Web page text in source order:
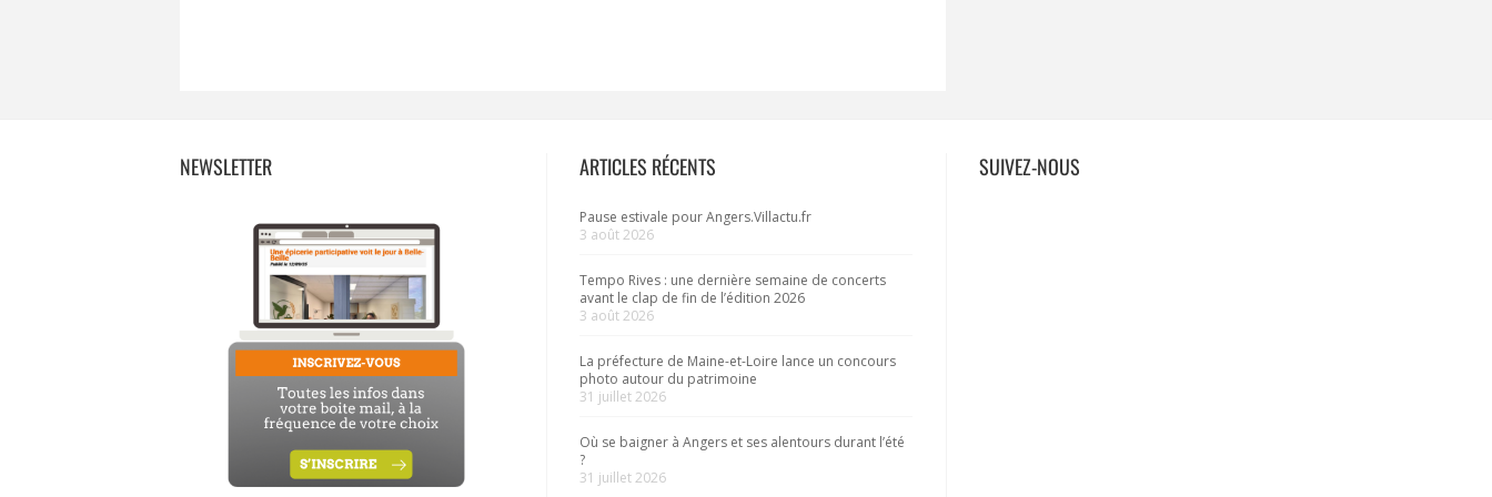
NEWSLETTER ARTICLES RÉCENTS
Pause estivale pour Angers.Villactu.fr
3 août 2026
Tempo Rives : une dernière semaine de concerts
avant le clap de fin de l’édition 2026
3 août 2026
La préfecture de Maine-et-Loire lance un concours
photo autour du patrimoine
31 juillet 2026
Où se baigner à Angers et ses alentours durant l’été
?
31 juillet 2026
SUIVEZ-NOUS